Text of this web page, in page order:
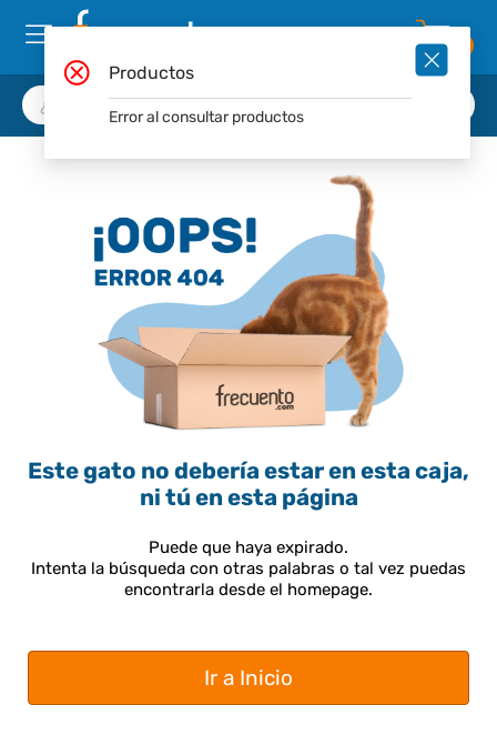
Este gato no debería estar en esta caja,
ni tú en esta página
Puede que haya expirado.
Intenta la búsqueda con otras palabras o tal vez puedas
encontrarla desde el homepage.
Ir a Inicio
Productos
Error al consultar productos